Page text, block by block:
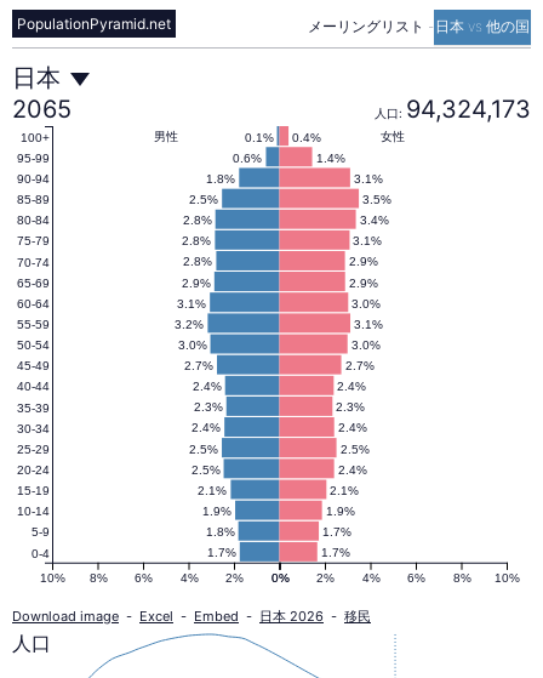
メーリングリスト - 日本 vs 他の国
PopulationPyramid.net
日
本
の
人
口
ピ
ラ
ミ
ッ
日本
2065
人口: 94,324,173
1.7%
1.7%
1.7%
1.8%
1.9%
1.9%
2.1%
2.1%
2.4%
2.5%
2.5%
2.5%
2.4%
2.4%
2.3%
2.3%
2.4%
2.4%
2.7%
2.7%
3.0%
3.0%
3.1%
3.2%
3.0%
3.1%
2.9%
2.9%
2.9%
2.8%
3.1%
2.8%
3.4%
2.8%
3.5%
2.5%
3.1%
1.8%
1.4%
0.6%
0.4%
0.1% 女性
男性
0% 2% 4% 6% 8% 10%
10% 8% 6% 4% 2% 0%
0-4
5-9
10-14
15-19
20-24
25-29
30-34
35-39
40-44
45-49
50-54
55-59
60-64
65-69
70-74
75-79
80-84
85-89
90-94
95-99
100+
Download image - Excel - Embed - 日本 2026 - 移民
人口